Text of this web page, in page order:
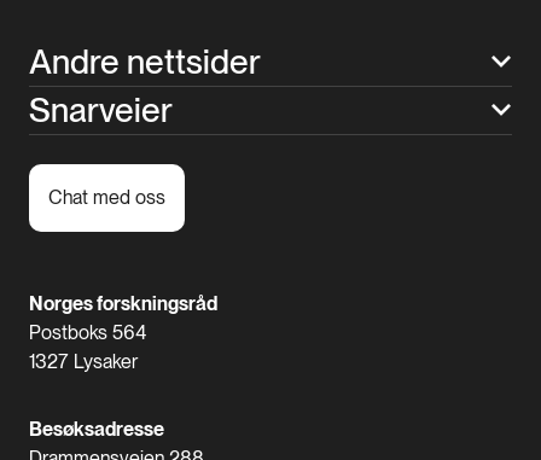
Andre nettsider
Snarveier
Chat med oss
Norges forskningsråd
Postboks 564
1327 Lysaker
Besøksadresse